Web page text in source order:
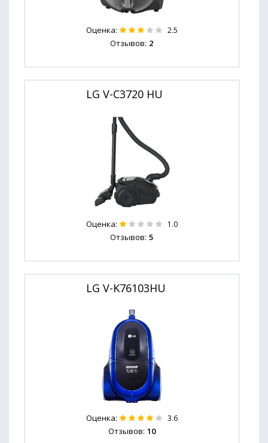
Оценка: 2.5
Отзывов: 2
LG V-C3720 HU
Оценка: 1.0
Отзывов: 5
LG V-K76103HU
Оценка: 3.6
Отзывов: 10